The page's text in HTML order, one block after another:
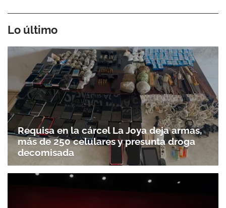
Lo último
Requisa en la cárcel La Joya deja armas,
más de 250 celulares y presunta droga
decomisada